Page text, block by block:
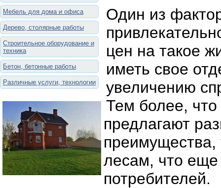
Мебель для дома и офиса
Дерево, столярные работы
Строительное оборудование и
техника
Бетон, бетонные работы
Различные услуги, технологии
Один из
цен на такое
иметь свое
увеличению
Тем более, что
предлагают
преимущества,
лесам, что еще
потребителей.